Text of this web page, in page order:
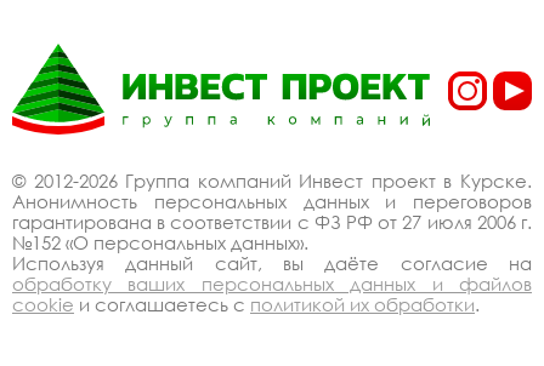
© 2012-2026 Группа компаний Инвест проект в Курске.
Анонимность персональных данных и переговоров
гарантирована в соответствии с ФЗ РФ от 27 июля 2006 г.
№152 «О персональных данных».
Используя данный сайт, вы даёте согласие на
обработку ваших персональных данных и файлов
cookie и соглашаетесь с политикой их обработки